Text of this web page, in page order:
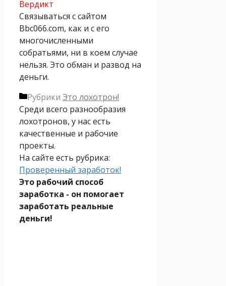
Вердикт
Связываться с сайтом
Bbc066.com, как и с его
многочисленными
собратьями, ни в коем случае
нельзя. Это обман и развод на
деньги.
Рубрики Это лохотрон!
Среди всего разнообразия
лохотронов, у нас есть
качественные и рабочие
проекты.
На сайте есть рубрика:
Проверенный заработок!
Это рабочий способ
заработка - он помогает
заработать реальные
деньги!